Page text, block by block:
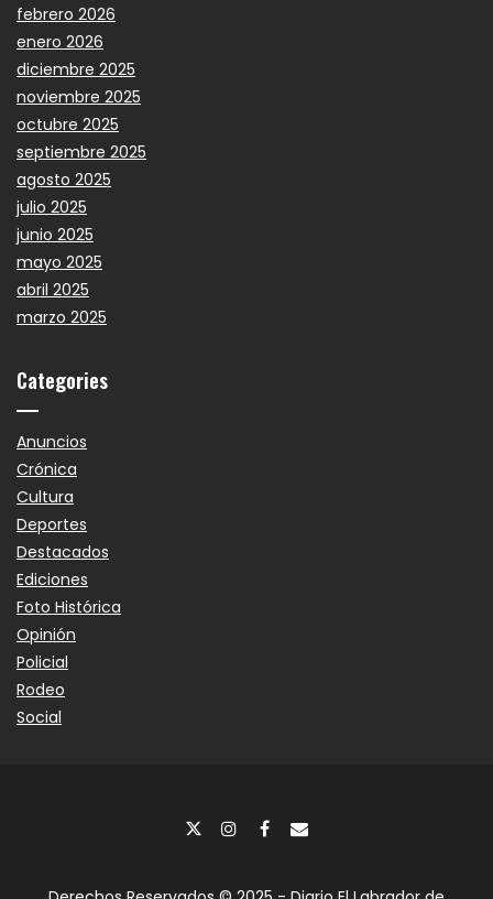
febrero 2026
enero 2026
diciembre 2025
noviembre 2025
octubre 2025
septiembre 2025
agosto 2025
julio 2025
junio 2025
mayo 2025
abril 2025
marzo 2025
Categories
Anuncios
Crónica
Cultura
Deportes
Destacados
Ediciones
Foto Histórica
Opinión
Policial
Rodeo
Social